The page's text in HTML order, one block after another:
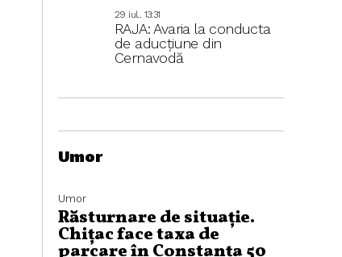
29 iul.. 13:31
RAJA: Avaria la conducta
de aducțiune din
Cernavodă
Umor
Umor
Răsturnare de situație.
Chițac face taxa de
parcare în Constanța 50